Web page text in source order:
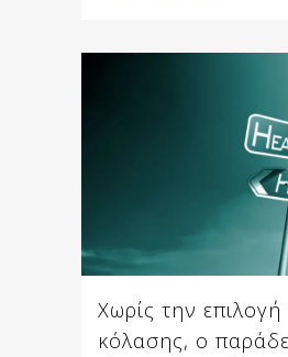
Χωρίς την επιλογή
κόλασης, ο